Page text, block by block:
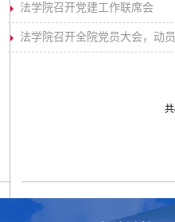
法学院召开党建工作联席会
法学院召开全院党员大会，动